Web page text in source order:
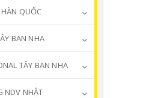
QUỐC
BAN NHA
TÂY BAN NHA
NDV NHẬT